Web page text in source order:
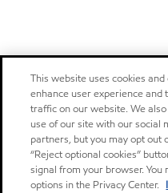
This website uses cookies
enhance user experience
traffic on our website. We
use of our site with our social
partners, but you may opt out
“Reject optional cookies”
signal from your browser.
options in the Privacy Center.